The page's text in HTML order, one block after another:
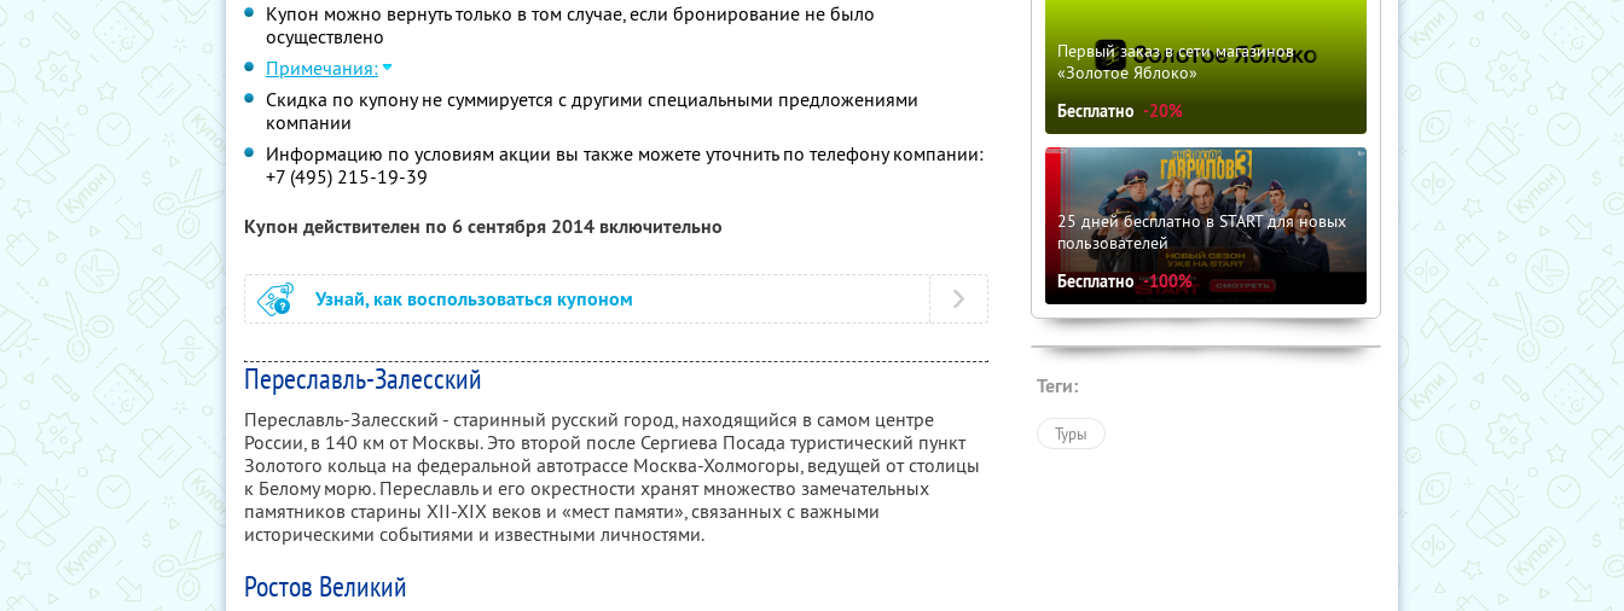
Купон можно вернуть только в том случае, если бронирование не было
осуществлено
Примечания:
Скидка по купону не суммируется с другими специальными предложениями
компании
Информацию по условиям акции вы также можете уточнить по телефону компании:
+7 (495) 215-19-39
Купон действителен по 6 сентября 2014 включительно
Узнай, как воспользоваться купоном
Переславль-Залесский
Переславль-Залесский - старинный русский город, находящийся в самом центре
России, в 140 км от Москвы. Это второй после Сергиева Посада туристический пункт
Золотого кольца на федеральной автотрассе Москва-Холмогоры, ведущей от столицы
к Белому морю. Переславль и его окрестности хранят множество замечательных
памятников старины XII-XIX веков и «мест памяти», связанных с важными
историческими событиями и известными личностями.
Ростов Великий
Первый заказ в сети магазинов
«Золотое Яблоко»
Бесплатно -20%
25 дней бесплатно в START для новых
пользователей
Бесплатно -100%
Теги:
Туры